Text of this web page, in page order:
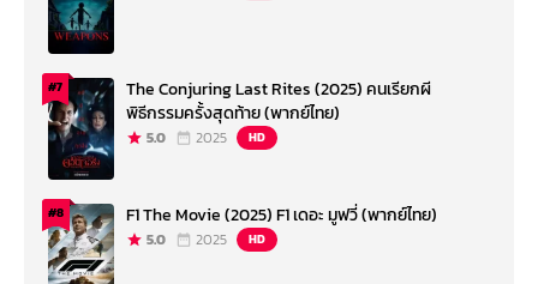
#7
The Conjuring Last Rites (2025) คนเรียกผี
พิธีกรรมครั้งสุดท้าย (พากย์ไทย)
5.0 2025 HD
#8 F1 The Movie (2025) F1 เดอะ มูฟวี่ (พากย์ไทย)
5.0 2025 HD